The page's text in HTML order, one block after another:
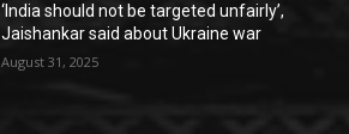
‘India should not be targeted unfairly’,
Jaishankar said about Ukraine war
August 31, 2025